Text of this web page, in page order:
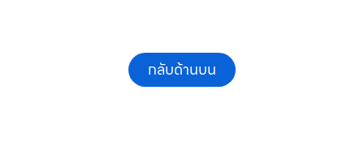
กลับด้านบน